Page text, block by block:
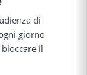
di
giorno
il